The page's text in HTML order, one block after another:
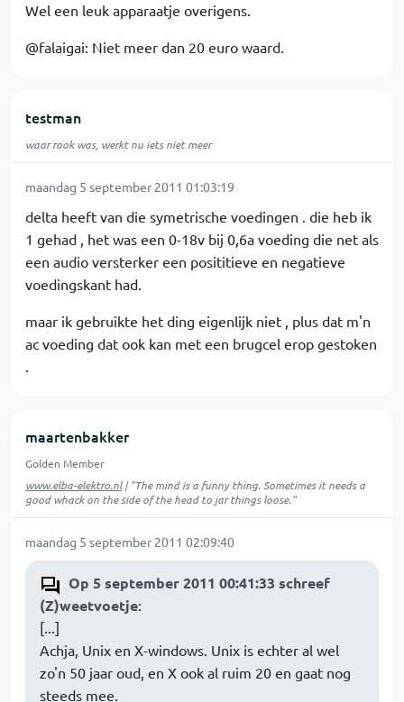
Wel een leuk apparaatje overigens.
@falaigai: Niet meer dan 20 euro waard.
testman
waar rook was, werkt nu iets niet meer
maandag 5 september 2011 01:03:19
delta heeft van die symetrische voedingen . die heb ik
1 gehad , het was een 0-18v bij 0,6a voeding die net als
een audio versterker een posititieve en negatieve
voedingskant had.
maar ik gebruikte het ding eigenlijk niet , plus dat m'n
ac voeding dat ook kan met een brugcel erop gestoken
.
maartenbakker
Golden Member
www.elba-elektro.nl| "The mind is a funny thing. Sometimes it needs a
good whack on the side of the head to jar things loose."
maandag 5 september 2011 02:09:40
Op 5 september 2011 00:41:33 schreef
(Z)weetvoetje:
[...]
Achja, Unix en X-windows. Unix is echter al wel
zo'n 50 jaar oud, en X ook al ruim 20 en gaat nog
steeds mee.